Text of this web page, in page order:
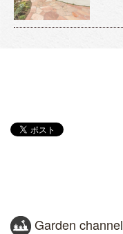
Garden channel